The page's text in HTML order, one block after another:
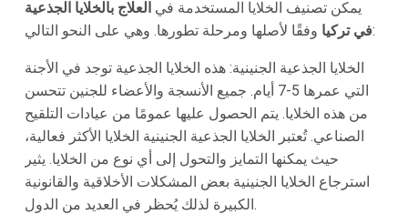
يمكن تصنيف الخلايا المستخدمة في العلاج بالخلايا الجذعية
في تركياوفقًا لأصلها ومرحلة تطورها. وهي على النحو التالي:
الخلايا الجذعية الجنينية: هذه الخلايا الجذعية توجد في الأجنة
التي عمرها 5-7 أيام. جميع الأنسجة والأعضاء للجنين تتحسن
من هذه الخلايا. يتم الحصول عليها عمومًا من عيادات التلقيح
الصناعي. تُعتبر الخلايا الجذعية الجنينية الخلايا الأكثر فعالية،
حيث يمكنها التمايز والتحول إلى أي نوع من الخلايا. يثير
استرجاع الخلايا الجنينية بعض المشكلات الأخلاقية والقانونية
الكبيرة لذلك يُحظر في العديد من الدول.